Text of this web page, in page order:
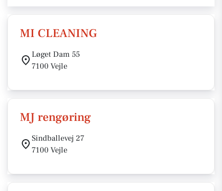
MI CLEANING
Løget Dam 55
7100 Vejle
MJ rengøring
Sindballevej 27
7100 Vejle